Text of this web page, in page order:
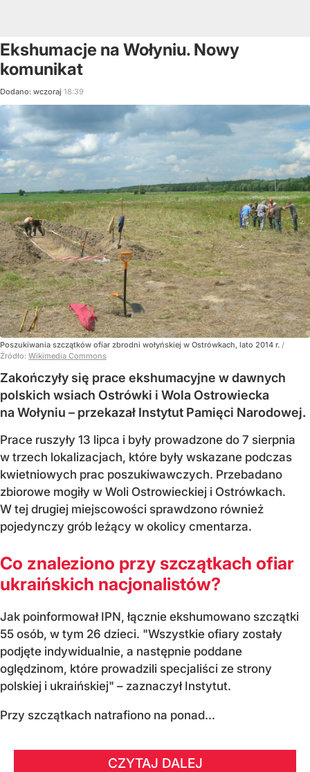
Ekshumacje na Wołyniu. Nowy
komunikat
Dodano: wczoraj 18:39
Poszukiwania szczątków ofiar zbrodni wołyńskiej w Ostrówkach, lato 2014 r. /
Źródło: Wikimedia Commons
Zakończyły się prace ekshumacyjne w dawnych
polskich wsiach Ostrówki i Wola Ostrowiecka
na Wołyniu – przekazał Instytut Pamięci Narodowej.
Prace ruszyły 13 lipca i były prowadzone do 7 sierpnia
w trzech lokalizacjach, które były wskazane podczas
kwietniowych prac poszukiwawczych. Przebadano
zbiorowe mogiły w Woli Ostrowieckiej i Ostrówkach.
W tej drugiej miejscowości sprawdzono również
pojedynczy grób leżący w okolicy cmentarza.
Co znaleziono przy szczątkach ofiar
ukraińskich nacjonalistów?
Jak poinformował IPN, łącznie ekshumowano szczątki
55 osób, w tym 26 dzieci. "Wszystkie ofiary zostały
podjęte indywidualnie, a następnie poddane
oględzinom, które prowadzili specjaliści ze strony
polskiej i ukraińskiej" – zaznaczył Instytut.
Przy szczątkach natrafiono na ponad...
CZYTAJ DALEJ